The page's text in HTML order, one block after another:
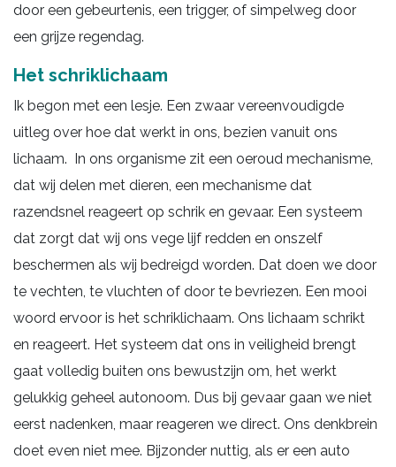
door een gebeurtenis, een trigger, of simpelweg door
een grijze regendag.
Het schriklichaam
Ik begon met een lesje. Een zwaar vereenvoudigde
uitleg over hoe dat werkt in ons, bezien vanuit ons
lichaam. In ons organisme zit een oeroud mechanisme,
dat wij delen met dieren, een mechanisme dat
razendsnel reageert op schrik en gevaar. Een systeem
dat zorgt dat wij ons vege lijf redden en onszelf
beschermen als wij bedreigd worden. Dat doen we door
te vechten, te vluchten of door te bevriezen. Een mooi
woord ervoor is het schriklichaam. Ons lichaam schrikt
en reageert. Het systeem dat ons in veiligheid brengt
gaat volledig buiten ons bewustzijn om, het werkt
gelukkig geheel autonoom. Dus bij gevaar gaan we niet
eerst nadenken, maar reageren we direct. Ons denkbrein
doet even niet mee. Bijzonder nuttig, als er een auto